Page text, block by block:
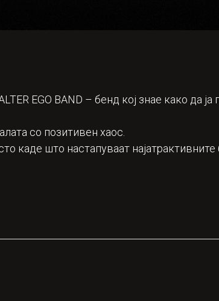
EGO BAND – бенд кој знае како да ја
со позитивен хаос.
каде што настапуваат